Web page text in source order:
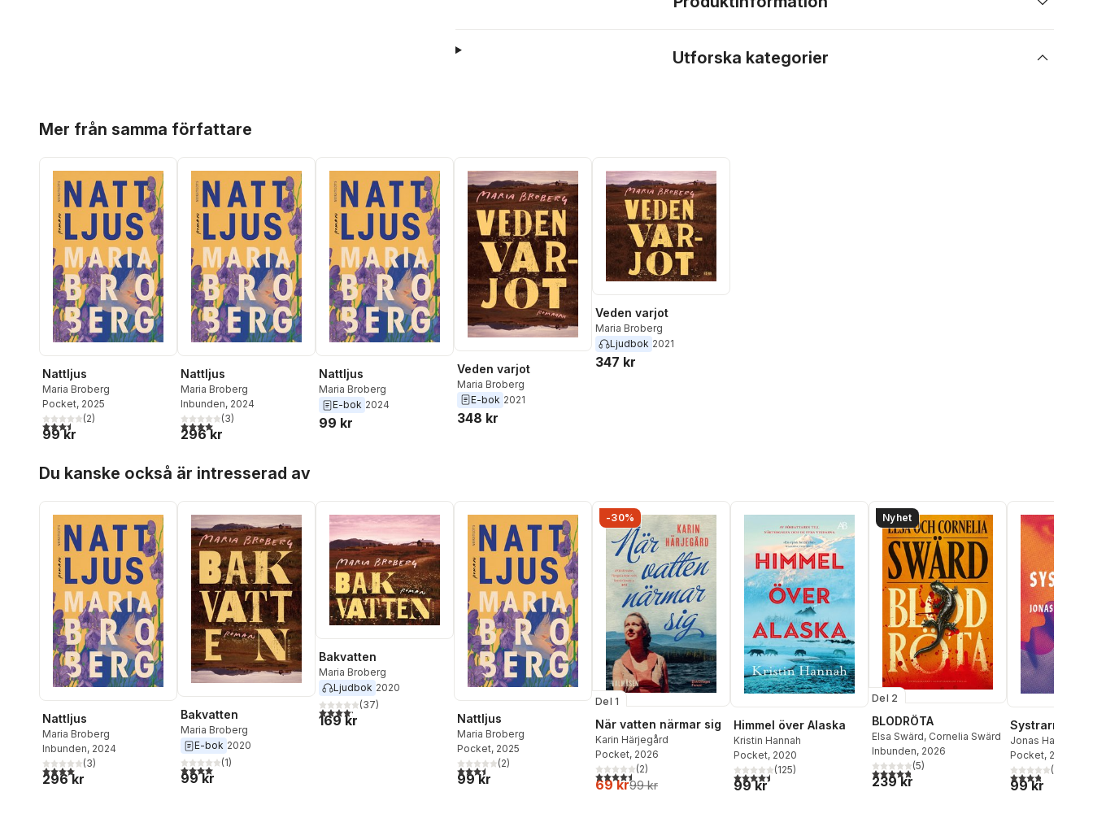
Utforska kategorier
Mer från samma författare
Nattljus
Maria Broberg
Pocket, 2025
3,5utav 5 stjärnor. Totalt antal röster:
(2)
99 kr
Nattljus
Maria Broberg
Inbunden, 2024
4,0utav 5 stjärnor. Totalt antal röster:
(3)
296 kr
Nattljus
Maria Broberg
E-bok 2024
99 kr
Veden varjot
Maria Broberg
E-bok 2021
348 kr
Veden varjot
Maria Broberg
Ljudbok 2021
347 kr
Du kanske också är intresserad av
Nattljus
Maria Broberg
Inbunden, 2024
4,0utav 5 stjärnor. Totalt antal röster:
(3)
296 kr
Bakvatten
Maria Broberg
E-bok 2020
4,0utav 5 stjärnor. Totalt antal röster:
(1)
99 kr
Bakvatten
Maria Broberg
Ljudbok 2020
4,2utav 5 stjärnor. Totalt antal röster:
(37)
169 kr Nattljus
Maria Broberg
Pocket, 2025
3,5utav 5 stjärnor. Totalt antal röster:
(2)
99 kr
-30%
Del 1
När vatten närmar sig
Karin Härjegård
Pocket, 2026
4,5utav 5 stjärnor. Totalt antal röster:
(2)
69 kr99 kr
Himmel över Alaska
Kristin Hannah
Pocket, 2020
4,5utav 5 stjärnor. Totalt antal röster:
(125)
99 kr
Nyhet
Del 2
BLODRÖTA
Elsa Swärd, Cornelia Swärd
Inbunden, 2026
4,8utav 5 stjärnor. Totalt antal röster:
(5)
239 kr
Systrarna
Jonas Hassen
Pocket, 2026
3,8utav 5(
99 kr